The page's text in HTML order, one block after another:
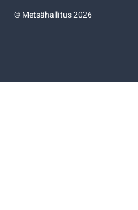
©Metsähallitus 2026